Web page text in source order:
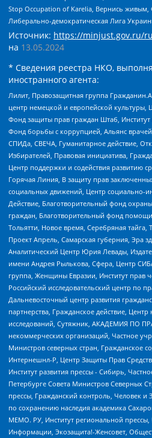
Stop Occupation of Karelia, Вернись
Либерально-демократическая Лига
Источник: https://minjust.gov.ru/
на 13.05.2024
* Сведения реестра НКО,
иностранного агента:
Лилит, Правозащитная группа
центр немецкой и европейской культуры,
Фонд защиты прав граждан Штаб,
Фонд борьбы с коррупцией, Альянс
СПИДа, СВЕЧА, Гуманитарное действие,
Избирателей, Правовая инициатива,
Центр поддержки и содействия развитию
Горячая Линия, В защиту прав
социальных движений, Центр социально-
Действие, Благотворительный фонд
граждан, Благотворительный фонд
Тольятти, Новое время, Серебряная тайга,
Проект Апрель, Самарская губерния, Эра
Аналитический Центр Юрия Левады,
имени Андрея Рылькова, Сфера, Центр
группа, Женщины Евразии, Институт прав
Российский исследовательский центр по
Дальневосточный центр развития
партнерства, Гражданское действие,
исследований, Сутяжник, АКАДЕМИЯ ПО
некоммерческих организаций, Частное
Министров северных стран, Гражданское
Интернешнл-Р, Центр Защиты Прав
Институт развития прессы - Сибирь,
Петербурге Совета Министров Северных
прессы, Гражданский контроль, Человек и
по сохранению наследия академика
МЕМО. РУ, Институт региональной прессы,
Информации, Экозащита!-Женсовет,